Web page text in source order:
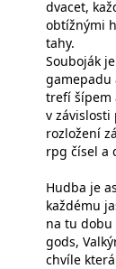
dvacet,
obtížnými
tahy.
Souboják
gamepadu
trefí šípem
v závislosti
rozložení
rpg čísel a
Hudba je
každému
na tu dobu
gods,
chvíle